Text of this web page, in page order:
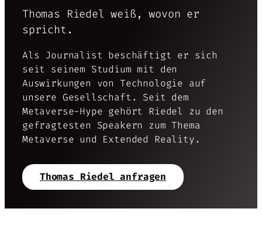
Thomas Riedel weiß, wovon er
spricht.
Als Journalist beschäftigt er sich
seit seinem Studium mit den
Auswirkungen von Technologie auf
unsere Gesellschaft. Seit dem
Metaverse-Hype gehört Riedel zu den
gefragtesten Speakern zum Thema
Metaverse und Extended Reality.
Thomas Riedel anfragen